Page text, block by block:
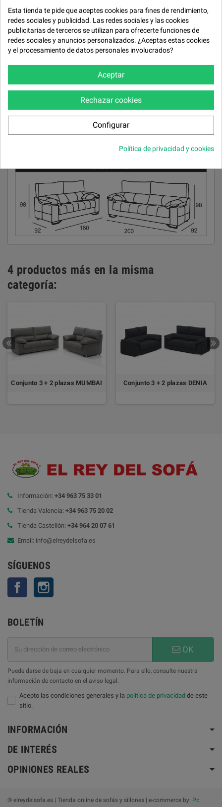
Cabezal
Cabezales reclinables.
Almohadones asiento
Almohadones respaldo
Almohadas de respaldos y brazos de gran suavidad con rellenos de
Patas
4 productos más en la misma
categoría:
Conjunto 3 + 2 plazas MUMBAI Conjunto 3 + 2 plazas DENIA
Información: +34 963 75 33 01
Tienda Valencia: +34 963 75 20 02
Tienda Castellón: +34 964 20 07 61
Email: info@elreydelsofa.es
SÍGUENOS
Facebook
BOLETÍN
OK
Puede darse de baja en cualquier momento. Para ello, consulte nuestra
información de contacto en el aviso legal.
Acepto las condiciones generales y la política de privacidad de este
sitio.
INFORMACIÓN
DE INTERÉS
OPINIONES REALES
® elreydelsofa.es | Tienda online de sofás y sillones | e-commerce by: Pc
Esta tienda te pide que aceptes cookies para fines de rendimiento,
redes sociales y publicidad. Las redes sociales y las cookies
publicitarias de terceros se utilizan para ofrecerte funciones de
redes sociales y anuncios personalizados. ¿Aceptas estas cookies
y el procesamiento de datos personales involucrados?
Aceptar
Rechazar cookies
Configurar
Política de privacidad y cookies